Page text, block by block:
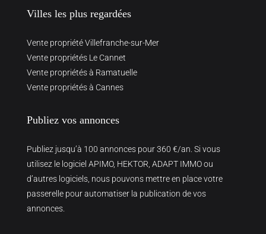
Villes les plus regardées
Vente propriété Villefranche-sur-Mer
Vente propriétés Le Cannet
Vente propriétés à Ramatuelle
Vente propriétés à Cannes
Publiez vos annonces
Publiez jusqu’à 100 annonces pour 360 €/an. Si vous
utilisez le logiciel APIMO, HEKTOR, ADAPT IMMO ou
d’autres logiciels, nous pouvons mettre en place votre
passerelle pour automatiser la publication de vos
annonces.